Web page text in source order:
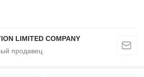
LIMITED COMPANY